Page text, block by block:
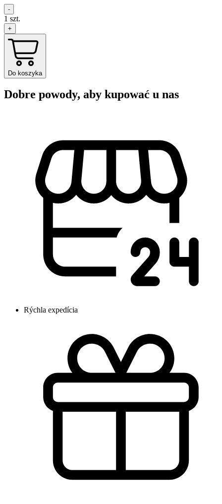
-
1 szt.
+
Do koszyka
Dobre powody, aby kupować u nas
Rýchla expedícia